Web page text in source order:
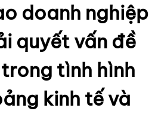
doanh nghiệp
quyết vấn đề
tình hình
kinh tế và